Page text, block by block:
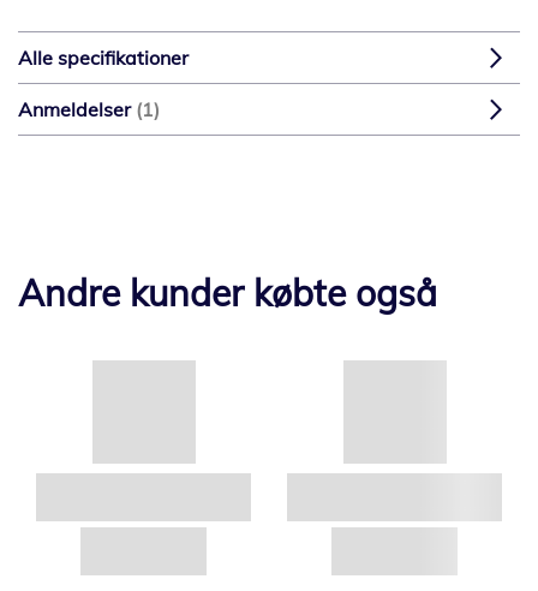
Alle specifikationer
Anmeldelser 1
Andre kunder købte også